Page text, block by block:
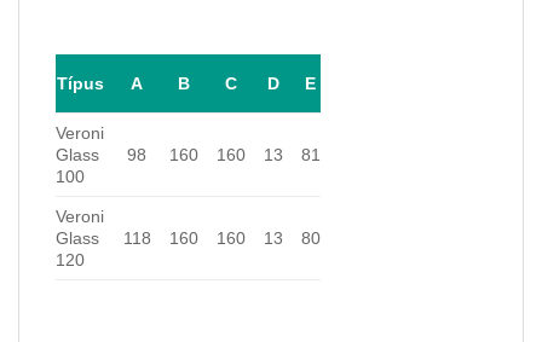
Típus A B C D E
Veroni
Glass
100
98 160 160 13 81
Veroni
Glass
120
118 160 160 13 80